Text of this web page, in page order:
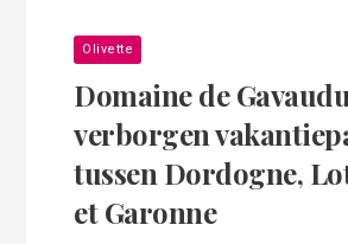
Olivette
Domaine de
verborgen
tussen Dordogne,
et Garonne